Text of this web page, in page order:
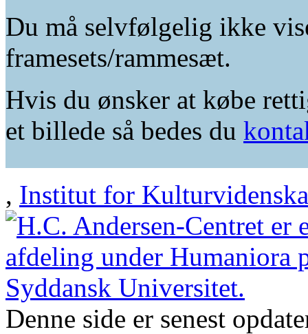
Du må selvfølgelig ikke
framesets/rammesæt.
Hvis du ønsker at købe
et billede så bedes du
, Institut for
Denne side er senest